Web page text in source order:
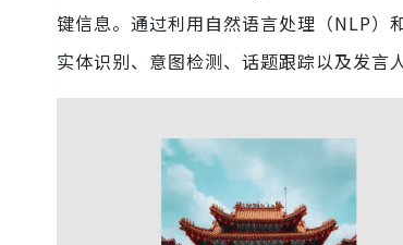
键信息。通过利用自然语言处理（NLP）
实体识别、意图检测、话题跟踪以及发言